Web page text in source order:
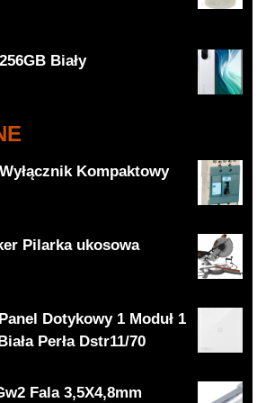
Biały
Kompaktowy
Pilarka ukosowa
Dotykowy 1 Moduł 1
Perła Dstr11/70
Fala 3,5X4,8mm